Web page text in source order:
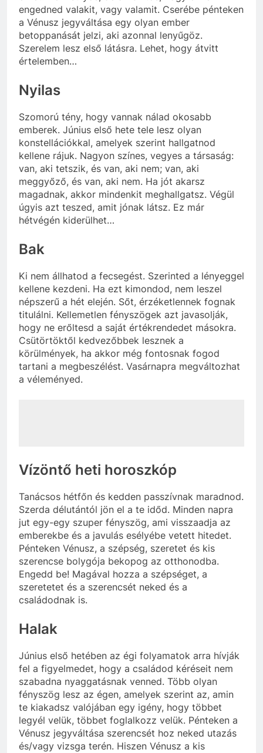
engedned valakit, vagy valamit. Cserébe pénteken
a Vénusz jegyváltása egy olyan ember
betoppanását jelzi, aki azonnal lenyűgöz.
Szerelem lesz első látásra. Lehet, hogy átvitt
értelemben…
Nyilas
Szomorú tény, hogy vannak nálad okosabb
emberek. Június első hete tele lesz olyan
konstellációkkal, amelyek szerint hallgatnod
kellene rájuk. Nagyon színes, vegyes a társaság:
van, aki tetszik, és van, aki nem; van, aki
meggyőző, és van, aki nem. Ha jót akarsz
magadnak, akkor mindenkit meghallgatsz. Végül
úgyis azt teszed, amit jónak látsz. Ez már
hétvégén kiderülhet…
Bak
Ki nem állhatod a fecsegést. Szerinted a lényeggel
kellene kezdeni. Ha ezt kimondod, nem leszel
népszerű a hét elején. Sőt, érzéketlennek fognak
titulálni. Kellemetlen fényszögek azt javasolják,
hogy ne erőltesd a saját értékrendedet másokra.
Csütörtöktől kedvezőbbek lesznek a
körülmények, ha akkor még fontosnak fogod
tartani a megbeszélést. Vasárnapra megváltozhat
a véleményed.
Vízöntő heti horoszkóp
Tanácsos hétfőn és kedden passzívnak maradnod.
Szerda délutántól jön el a te időd. Minden napra
jut egy-egy szuper fényszög, ami visszaadja az
emberekbe és a javulás esélyébe vetett hitedet.
Pénteken Vénusz, a szépség, szeretet és kis
szerencse bolygója bekopog az otthonodba.
Engedd be! Magával hozza a szépséget, a
szeretetet és a szerencsét neked és a
családodnak is.
Halak
Június első hetében az égi folyamatok arra hívják
fel a figyelmedet, hogy a családod kéréseit nem
szabadna nyaggatásnak venned. Több olyan
fényszög lesz az égen, amelyek szerint az, amin
te kiakadsz valójában egy igény, hogy többet
legyél velük, többet foglalkozz velük. Pénteken a
Vénusz jegyváltása szerencsét hoz neked utazás
és/vagy vizsga terén. Hiszen Vénusz a kis